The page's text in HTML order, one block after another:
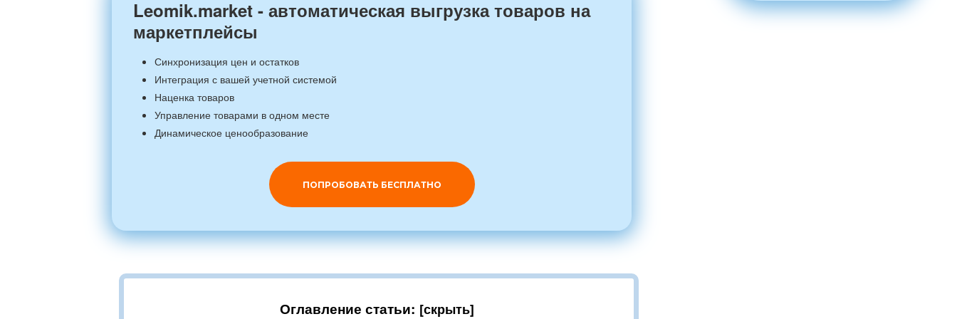
Leomik.market - автоматическая выгрузка товаров на
маркетплейсы
Синхронизация цен и остатков
Интеграция с вашей учетной системой
Наценка товаров
Управление товарами в одном месте
Динамическое ценообразование
ПОПРОБОВАТЬ БЕСПЛАТНО
Оглавление статьи: